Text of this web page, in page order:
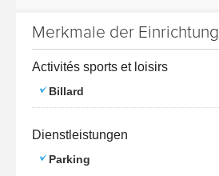
Merkmale der Einrichtung
Activités sports et loisirs
Billard
Dienstleistungen
Parking